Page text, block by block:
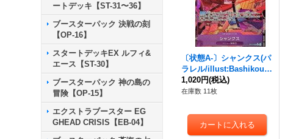
ートデッキ【ST-31〜36】
ブースターパック 決戦の刻
【OP-16】
スタートデッキEX ルフィ&
エース【ST-30】
ブースターパック 神の島の
冒険【OP-15】
エクストラブースター EG
GHEAD CRISIS【EB-04】
〔状態A-〕シャンクス(パ
ラレル/illust:Bashikou)
【R/P】{OP13-065}
1,020円(税込)
在庫数 11枚